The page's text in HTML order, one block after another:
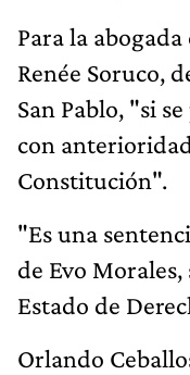
Para la
Renée Soruco,
San Pablo, "si
con
Constitución".
"Es una
de Evo
Estado de
Orlando